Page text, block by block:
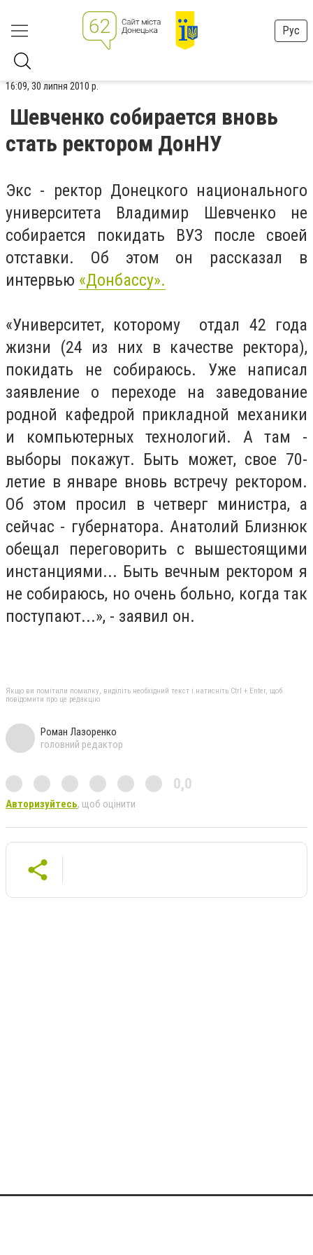
Рус
16:09, 30 липня 2010 р.
Шевченко собирается вновь
стать ректором ДонНУ
Экс - ректор Донецкого национального
университета Владимир Шевченко не
собирается покидать ВУЗ после своей
отставки. Об этом он рассказал в
интервью «Донбассу».
«Университет, которому отдал 42 года
жизни (24 из них в качестве ректора),
покидать не собираюсь. Уже написал
заявление о переходе на заведование
родной кафедрой прикладной механики
и компьютерных технологий. А там -
выборы покажут. Быть может, свое 70-
летие в январе вновь встречу ректором.
Об этом просил в четверг министра, а
сейчас - губернатора. Анатолий Близнюк
обещал переговорить с вышестоящими
инстанциями... Быть вечным ректором я
не собираюсь, но очень больно, когда так
поступают...», - заявил он.
Якщо ви помітили помилку, виділіть необхідний текст і натисніть Ctrl + Enter, щоб
повідомити про це редакцію
Роман Лазоренко
головний редактор
0,0
Авторизуйтесь, щоб оцінити